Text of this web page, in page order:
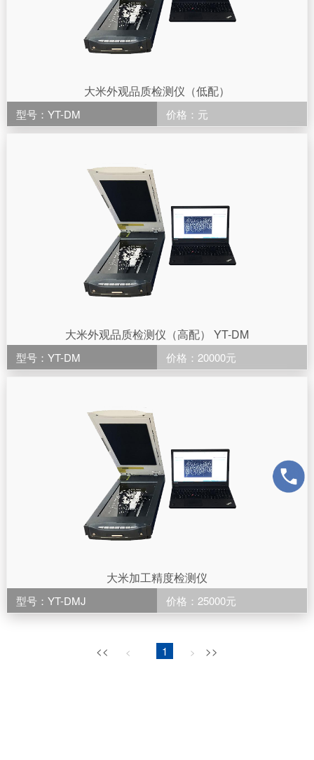
大米外观品质检测仪（低配）
型号：YT-DM 价格：元
大米外观品质检测仪（高配） YT-DM
型号：YT-DM 价格：20000元
大米加工精度检测仪
型号：YT-DMJ 价格：25000元
<< < 1 > >>